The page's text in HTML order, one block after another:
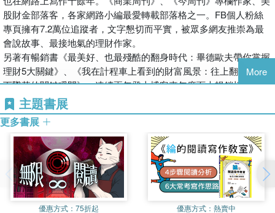
有足夠的底氣去應對。
當貧富差距拉大成為常態，決定你站在天秤哪一端的，往往不是薪
水高低，而是財商邏輯。
缺工潮、房價高掛、通膨的長尾效應，可能都是避不開的未來，但
危機背後往往也藏著全新的秩序。只要方法正確，就能賺到不錯的
財富，安穩退休、隨心自在。
＃ 即便你選擇不參與金錢遊戲，遊戲規則依然會主宰你的生活。
＃ 許多人缺少的不是投資知識，而是將知識付諸行動的執行力。
＃ 成為「有選擇權」的人，讓生命的最後一章，寫滿溫暖與從
容，而非遺憾與窘迫。
＃ 安頓好自己的身心，不必向誰討愛、不必活在恐懼中，就是最
高級的財富自由。
股財金部落客，各家網路小編最愛轉載部落格之一。FB個人粉絲
專頁擁有7.2萬位追蹤者，文字懇切而平實，被眾多網友推崇為最
會說故事、最接地氣的理財作家。
另著有暢銷書《最美好、也最殘酷的翻身時代：畢德歐夫帶你掌握
理財5大關鍵》、《我在計程車上看到的財富風景：往上翻身與向
下墜落的關鍵瞬間》，連續兩年登上博客來年度百大暢銷榜。
More
主題書展
更多書展
優惠方式： 75折起 優惠方式： 熱賣中